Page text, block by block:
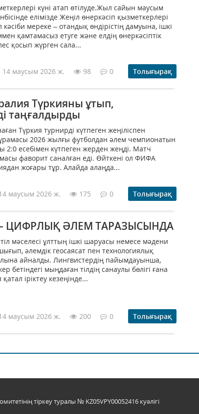
күні атап өтілуде.Жыл сайын маусым
елімізде Жеңіл өнеркәсіп қызметкерлері
кәсіби мереке – отандық өндірістің дамуына, ішкі
қамтамасыз етуге және елдің өнеркәсіптік
қосып жүрген сала...
14 маусым 2026 ж. 98 0 Толығырақ
Түркияны ұтып,
таңғалдырды
Түркия турнирді күтпеген жеңіліспен
2026 жылғы футболдан әлем чемпионатын
2:0 есебімен күтпеген жерден жеңді. Матч
фаворит саналған еді. Өйткені ол ФИФА
жоғары тұр. Алайда алаңда...
маусым 2026 ж. 175 0 Толығырақ
ЦИФРЛЫҚ ӘЛЕМ ТАРАЗЫСЫНДА
мәселесі ұлттың ішкі шаруасы немесе мәдени
әлемдік геосаясат пен технологиялық
айналды. Лингвистердің пайымдауынша,
бетіндегі мыңдаған тілдің санаулы бөлігі ғана
іріктеу кезеңінде...
маусым 2026 ж. 200 0 Толығырақ
тіркеу туралы № KZ05VPY00052416 куәлігі